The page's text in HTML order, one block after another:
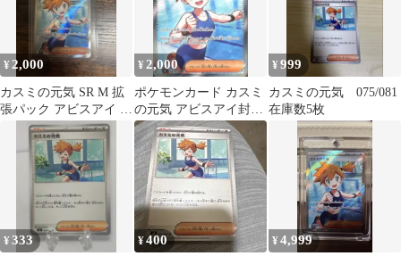
¥ 2,000
カスミの元気 SR M 拡
張パック アビスアイ キ
ラ 108/081
¥ 2,000
ポケモンカード カスミ
の元気 アビスアイ封入
108/081
¥999
カスミの元気 075/081
在庫数5枚
¥333 ¥400 ¥4,999